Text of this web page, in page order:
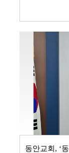
동안교회, ‘